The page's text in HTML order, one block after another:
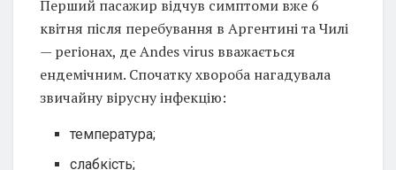
Перший пасажир відчув симптоми вже 6
квітня після перебування в Аргентині та Чилі
— регіонах, де Andes virus вважається
ендемічним. Спочатку хвороба нагадувала
звичайну вірусну інфекцію:
температура;
слабкість;